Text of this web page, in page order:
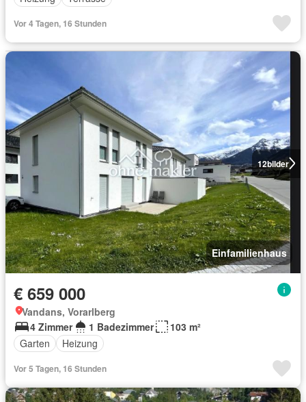
Vor 4 Tagen, 16 Stunden
12bilder
Einfamilienhaus
€ 659 000
Vandans, Vorarlberg
4 Zimmer
1 Badezimmer
103 m²
Garten
Heizung
Vor 5 Tagen, 16 Stunden